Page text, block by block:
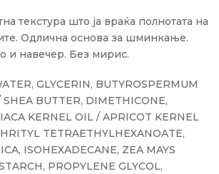
текстура што ја враќа полнотата на
Одлична основа за шминкање.
и навечер. Без мирис.
GLYCERIN, BUTYROSPERMUM
BUTTER, DIMETHICONE,
KERNEL OIL / APRICOT KERNEL
TETRAETHYLHEXANOATE,
ISOHEXADECANE, ZEA MAYS
PROPYLENE GLYCOL,